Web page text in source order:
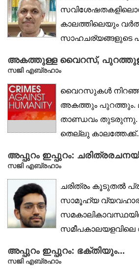
കാലത്തിലെയും
സാഹചര്യങ്ങളുടെ
അകത്തുള്ള വൈറസ്,
സജി എബ്രഹാം
വൈറസുകൾ
അകത്തും പുറത്തും.
താണ്ഡവം
തെല്ലു
അപ്പുറം ഇപ്പുറം:
സജി എബ്രഹാം
ചരിത്രം കൂടുതൽ
സാമൂഹ്യ
സമീപകാലയളവിലെ
അപ്പുറം ഇപ്പുറം: ഭക്തിയും...
സജി എബ്രഹാം